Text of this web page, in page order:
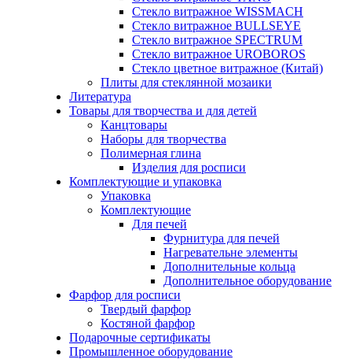
Стекло витражное WISSMACH
Стекло витражное BULLSEYE
Стекло витражное SPECTRUM
Стекло витражное UROBOROS
Стекло цветное витражное (Китай)
Плиты для стеклянной мозаики
Литература
Товары для творчества и для детей
Канцтовары
Наборы для творчества
Полимерная глина
Изделия для росписи
Комплектующие и упаковка
Упаковка
Комплектующие
Для печей
Фурнитура для печей
Нагревательне элементы
Дополнительные кольца
Дополнительное оборудование
Фарфор для росписи
Твердый фарфор
Костяной фарфор
Подарочные сертификаты
Промышленное оборудование